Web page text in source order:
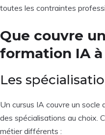
toutes les contraintes
Que couvre
formation IA à
Les
Un cursus IA couvre un
des spécialisations au choix.
métier différents :